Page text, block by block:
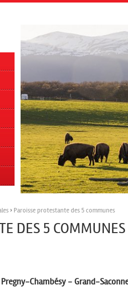
› Paroisse protestante des 5 communes
DES 5 COMMUNES
Chambésy - Grand-